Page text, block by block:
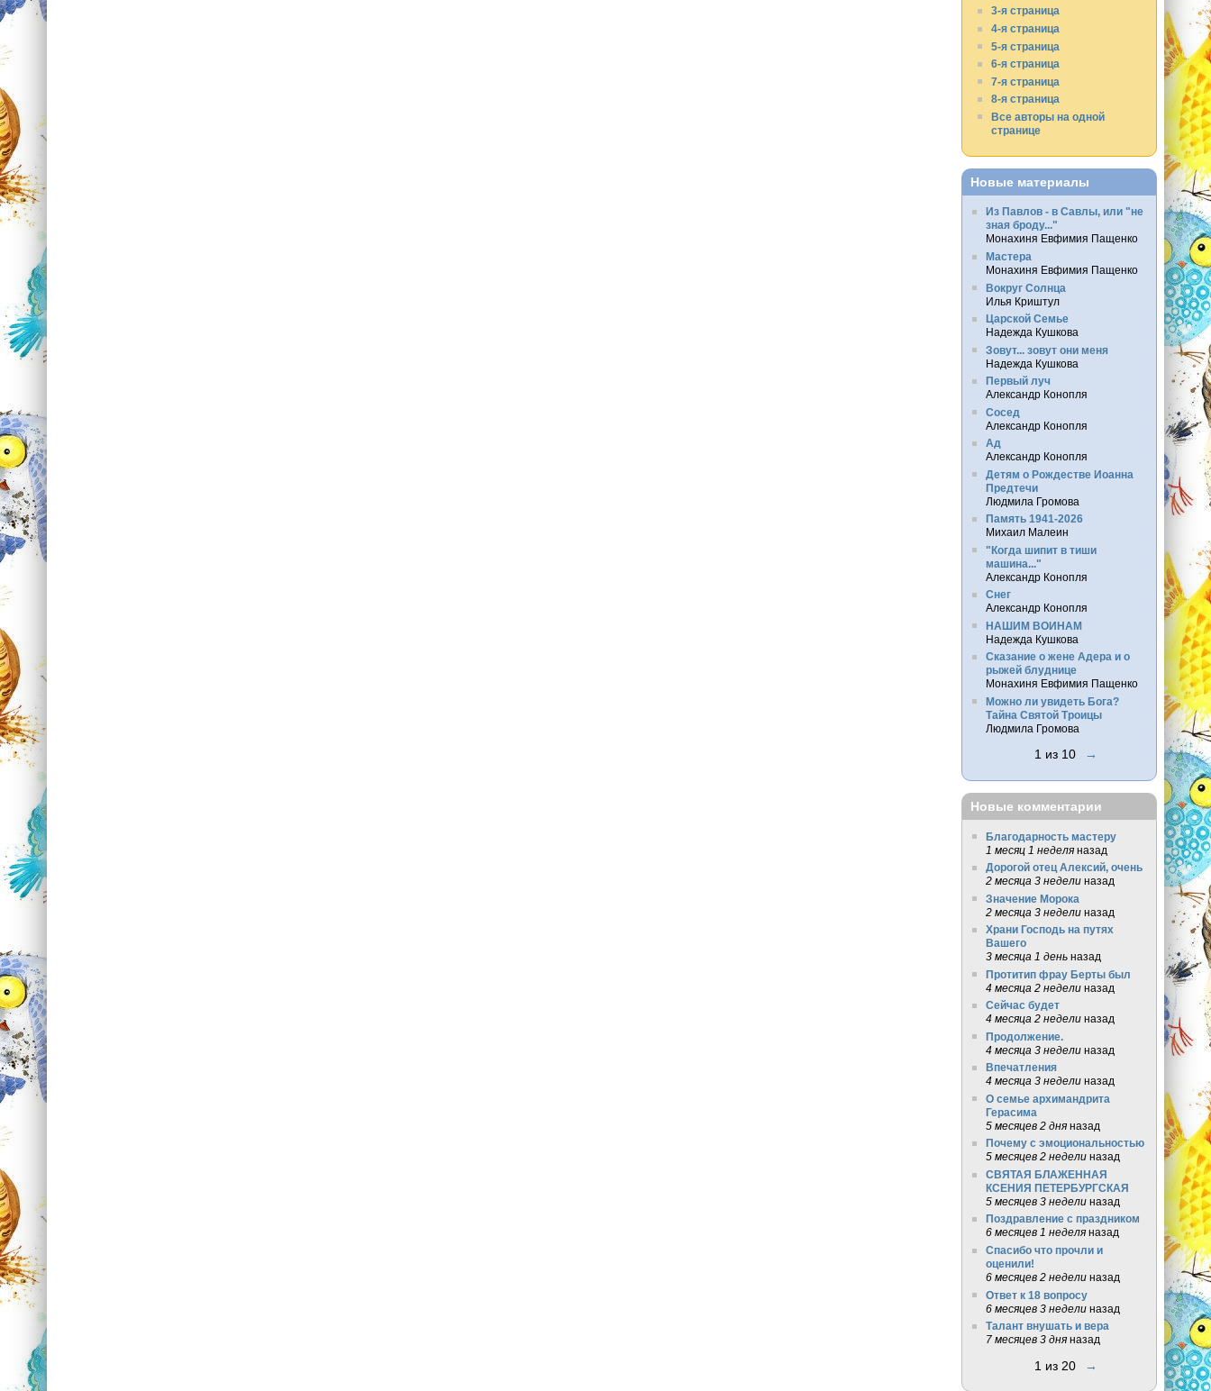
3-я страница
4-я страница
5-я страница
6-я страница
7-я страница
8-я страница
Все авторы на одной
странице
Новые материалы
Из Павлов - в Савлы, или "не
зная броду..."
Монахиня Евфимия Пащенко
Мастера
Монахиня Евфимия Пащенко
Вокруг Солнца
Илья Криштул
Царской Семье
Надежда Кушкова
Зовут... зовут они меня
Надежда Кушкова
Первый луч
Александр Конопля
Сосед
Александр Конопля
Ад
Александр Конопля
Детям о Рождестве Иоанна
Предтечи
Людмила Громова
Память 1941-2026
Михаил Малеин
"Когда шипит в тиши
машина..."
Александр Конопля
Снег
Александр Конопля
НАШИМ ВОИНАМ
Надежда Кушкова
Сказание о жене Адера и о
рыжей блуднице
Монахиня Евфимия Пащенко
Можно ли увидеть Бога?
Тайна Святой Троицы
Людмила Громова
1 из 10 →
Новые комментарии
Благодарность мастеру
1 месяц 1 неделяназад
Дорогой отец Алексий, очень
2 месяца 3 неделиназад
Значение Морока
2 месяца 3 неделиназад
Храни Господь на путях
Вашего
3 месяца 1 деньназад
Протитип фрау Берты был
4 месяца 2 неделиназад
Сейчас будет
4 месяца 2 неделиназад
Продолжение.
4 месяца 3 неделиназад
Впечатления
4 месяца 3 неделиназад
О семье архимандрита
Герасима
5 месяцев 2 дняназад
Почему с эмоциональностью
5 месяцев 2 неделиназад
СВЯТАЯ БЛАЖЕННАЯ
КСЕНИЯ ПЕТЕРБУРГСКАЯ
5 месяцев 3 неделиназад
Поздравление с праздником
6 месяцев 1 неделяназад
Спасибо что прочли и
оценили!
6 месяцев 2 неделиназад
Ответ к 18 вопросу
6 месяцев 3 неделиназад
Талант внушать и вера
7 месяцев 3 дняназад
1 из 20 →